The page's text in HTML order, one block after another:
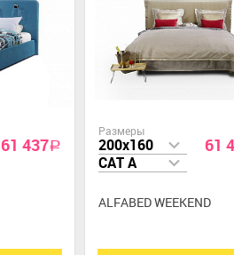
61 437a
Размеры
200x160
CAT A
61
ALFABED WEEKEND